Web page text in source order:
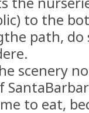
to the
path, do
scenery
to eat,